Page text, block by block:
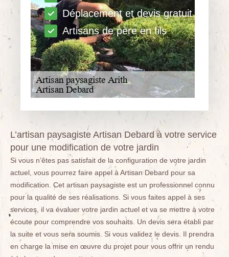
Déplacement et devis gratuit
Artisans de père en fils
L’artisan paysagiste Artisan Debard à votre service
pour une modification de votre jardin
Si vous n’êtes pas satisfait de la configuration de votre jardin
actuel, vous pourrez faire appel à Artisan Debard pour sa
modification. Cet artisan paysagiste est un professionnel connu
pour la qualité de ses réalisations. Si vous faites appel à ses
services, il va évaluer votre jardin actuel et va se mettre à votre
écoute pour comprendre vos souhaits. Un devis sera établi par
la suite et vous sera soumis. Si vous validez le devis. Il prendra
en charge la mise en œuvre du projet pour vous offrir un rendu